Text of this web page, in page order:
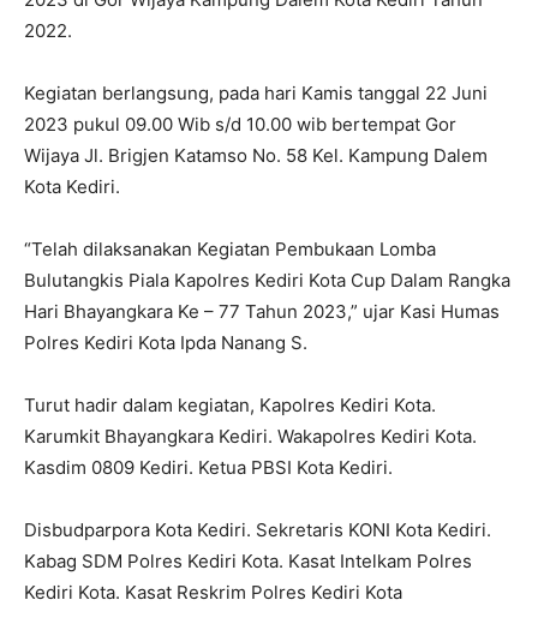
2022.
Kegiatan berlangsung, pada hari Kamis tanggal 22 Juni
2023 pukul 09.00 Wib s/d 10.00 wib bertempat Gor
Wijaya Jl. Brigjen Katamso No. 58 Kel. Kampung Dalem
Kota Kediri.
“Telah dilaksanakan Kegiatan Pembukaan Lomba
Bulutangkis Piala Kapolres Kediri Kota Cup Dalam Rangka
Hari Bhayangkara Ke – 77 Tahun 2023,” ujar Kasi Humas
Polres Kediri Kota Ipda Nanang S.
Turut hadir dalam kegiatan, Kapolres Kediri Kota.
Karumkit Bhayangkara Kediri. Wakapolres Kediri Kota.
Kasdim 0809 Kediri. Ketua PBSI Kota Kediri.
Disbudparpora Kota Kediri. Sekretaris KONI Kota Kediri.
Kabag SDM Polres Kediri Kota. Kasat Intelkam Polres
Kediri Kota. Kasat Reskrim Polres Kediri Kota